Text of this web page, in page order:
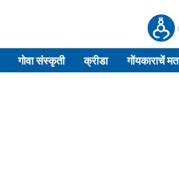
गोवा संस्कृती क्रीडा गोंयकाराचें मत